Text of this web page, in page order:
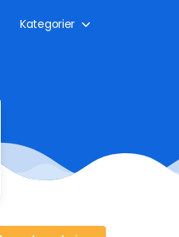
Kategorier